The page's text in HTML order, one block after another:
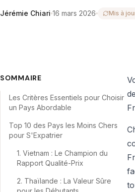
Jérémie Chiari 16 mars 2026 Mis à
SOMMAIRE
Les Critères Essentiels pour Choisir
un Pays Abordable
Top 10 des Pays les Moins Chers
pour S'Expatrier
1. Vietnam : Le Champion du
Rapport Qualité-Prix
2. Thaïlande : La Valeur Sûre